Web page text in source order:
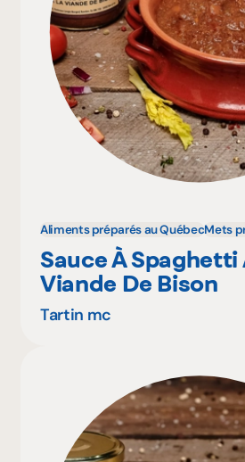
Aliments préparés au QuébecMets
Sauce À Spaghetti
Viande De Bison
Tartin mc